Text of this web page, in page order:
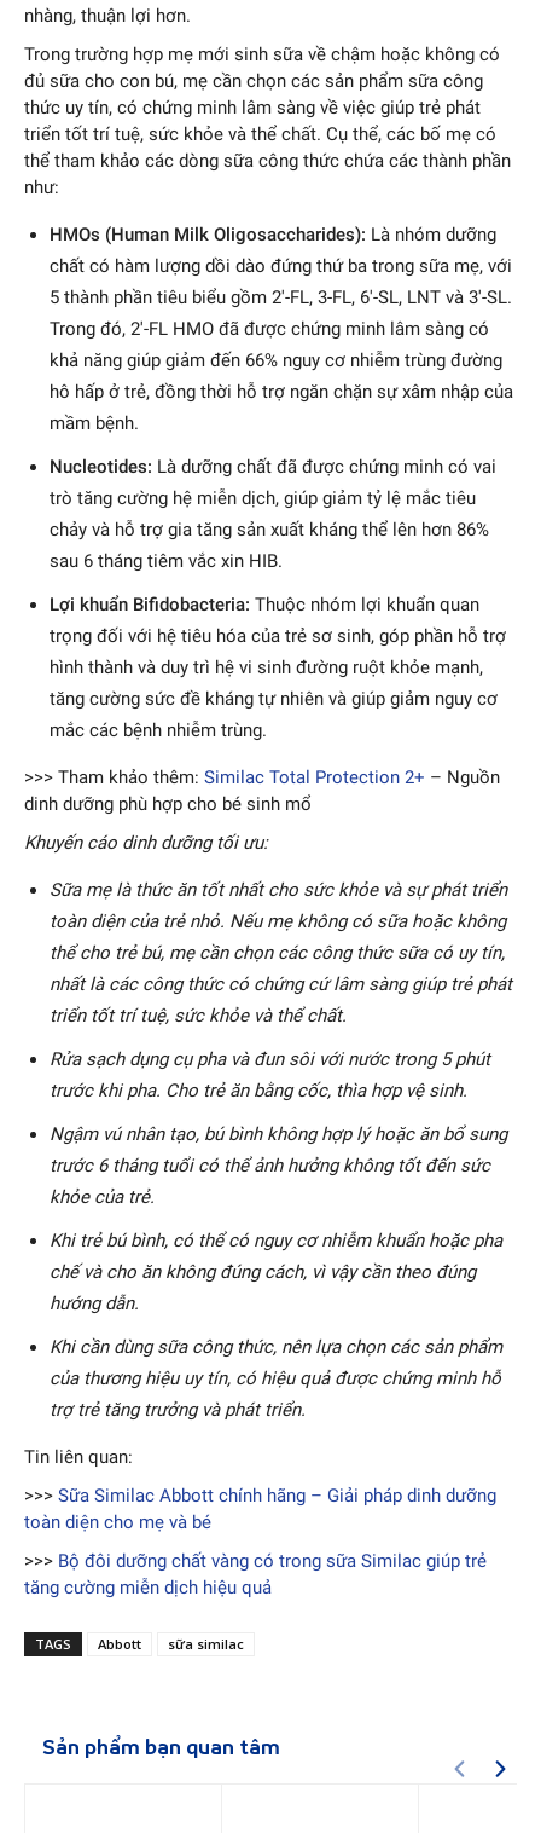
nhàng, thuận lợi hơn.
Trong trường hợp mẹ mới sinh sữa về chậm hoặc không có
đủ sữa cho con bú, mẹ cần chọn các sản phẩm sữa công
thức uy tín, có chứng minh lâm sàng về việc giúp trẻ phát
triển tốt trí tuệ, sức khỏe và thể chất. Cụ thể, các bố mẹ có
thể tham khảo các dòng sữa công thức chứa các thành phần
như:
HMOs (Human Milk Oligosaccharides): Là nhóm dưỡng
chất có hàm lượng dồi dào đứng thứ ba trong sữa mẹ, với
5 thành phần tiêu biểu gồm 2′-FL, 3-FL, 6′-SL, LNT và 3′-SL.
Trong đó, 2′-FL HMO đã được chứng minh lâm sàng có
khả năng giúp giảm đến 66% nguy cơ nhiễm trùng đường
hô hấp ở trẻ, đồng thời hỗ trợ ngăn chặn sự xâm nhập của
mầm bệnh.
Nucleotides: Là dưỡng chất đã được chứng minh có vai
trò tăng cường hệ miễn dịch, giúp giảm tỷ lệ mắc tiêu
chảy và hỗ trợ gia tăng sản xuất kháng thể lên hơn 86%
sau 6 tháng tiêm vắc xin HIB.
Lợi khuẩn Bifidobacteria: Thuộc nhóm lợi khuẩn quan
trọng đối với hệ tiêu hóa của trẻ sơ sinh, góp phần hỗ trợ
hình thành và duy trì hệ vi sinh đường ruột khỏe mạnh,
tăng cường sức đề kháng tự nhiên và giúp giảm nguy cơ
mắc các bệnh nhiễm trùng.
>>> Tham khảo thêm: Similac Total Protection 2+ – Nguồn
dinh dưỡng phù hợp cho bé sinh mổ
Khuyến cáo dinh dưỡng tối ưu:
Sữa mẹ là thức ăn tốt nhất cho sức khỏe và sự phát triển
toàn diện của trẻ nhỏ. Nếu mẹ không có sữa hoặc không
thể cho trẻ bú, mẹ cần chọn các công thức sữa có uy tín,
nhất là các công thức có chứng cứ lâm sàng giúp trẻ phát
triển tốt trí tuệ, sức khỏe và thể chất.
Rửa sạch dụng cụ pha và đun sôi với nước trong 5 phút
trước khi pha. Cho trẻ ăn bằng cốc, thìa hợp vệ sinh.
Ngậm vú nhân tạo, bú bình không hợp lý hoặc ăn bổ sung
trước 6 tháng tuổi có thể ảnh hưởng không tốt đến sức
khỏe của trẻ.
Khi trẻ bú bình, có thể có nguy cơ nhiễm khuẩn hoặc pha
chế và cho ăn không đúng cách, vì vậy cần theo đúng
hướng dẫn.
Khi cần dùng sữa công thức, nên lựa chọn các sản phẩm
của thương hiệu uy tín, có hiệu quả được chứng minh hỗ
trợ trẻ tăng trưởng và phát triển.
Tin liên quan:
>>> Sữa Similac Abbott chính hãng – Giải pháp dinh dưỡng
toàn diện cho mẹ và bé
>>> Bộ đôi dưỡng chất vàng có trong sữa Similac giúp trẻ
tăng cường miễn dịch hiệu quả
TAGS Abbott sữa similac
Sản phẩm bạn quan tâm